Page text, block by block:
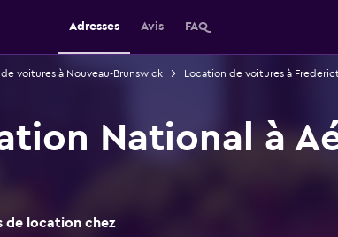
Adresses Avis FAQ
voitures à Nouveau-Brunswick Location de voitures à
National à
de location chez